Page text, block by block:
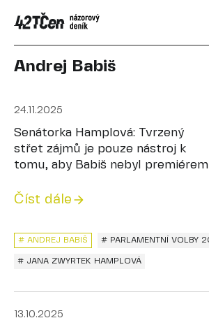
Andrej Babiš
24.11.2025
Senátorka Hamplová: Tvrzený
střet zájmů je pouze nástroj k
tomu, aby Babiš nebyl premiérem
Číst dále
# PARLAMENTNÍ VOLBY
# ANDREJ BABIŠ
# JANA ZWYRTEK HAMPLOVÁ
13.10.2025